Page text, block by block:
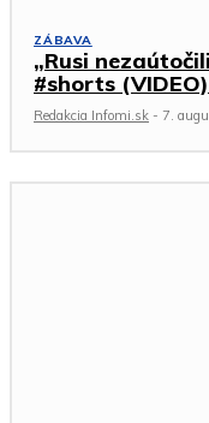
ZÁBAVA
„Rusi
#shorts (VIDEO)
Redakcia Infomi.sk - 7.